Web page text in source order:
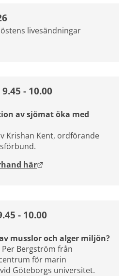
livesändningar
- 10.00
av sjömat öka med
Krishan Kent, ordförande
här
- 10.00
musslor och alger miljön?
Per Bergström från
för marin
Göteborgs universitet.